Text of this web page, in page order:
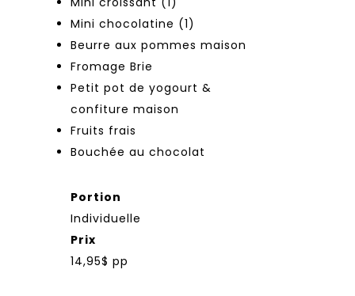
Mini chocolatine (1)
Beurre aux pommes maison
Fromage Brie
Petit pot de yogourt &
confiture maison
Fruits frais
Bouchée au chocolat
Portion
Individuelle
Prix
14,95$ pp